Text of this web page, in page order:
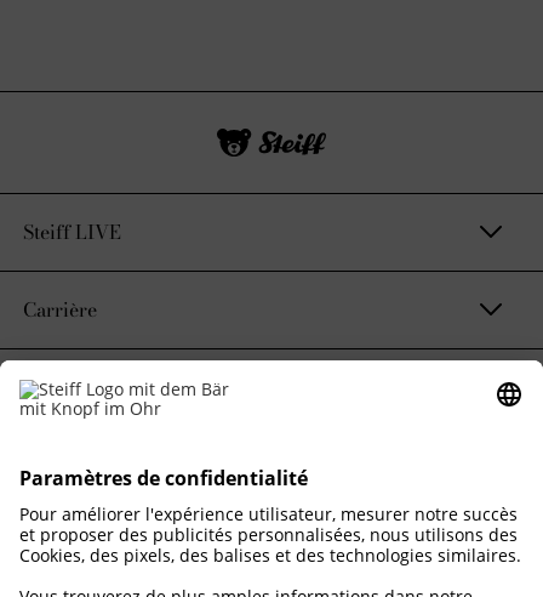
Steiff LIVE
Carrière
Contact et mentions légales
Notre engagement durable
Corporate Business